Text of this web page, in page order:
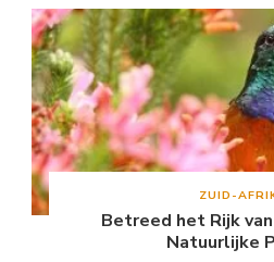
ZUID-
Betreed het Rijk
Natuurlijke